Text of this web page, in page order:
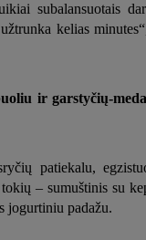
subalansuotais
kelias
ir garstyčių-
patiekalu,
– sumuštinis su
jogurtiniu padažu.